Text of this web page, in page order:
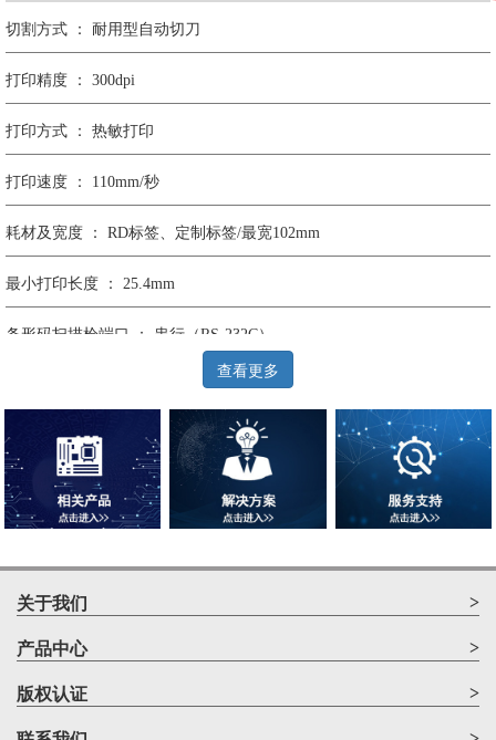
切割方式 ： 耐用型自动切刀
打印精度 ： 300dpi
打印方式 ： 热敏打印
打印速度 ： 110mm/秒
耗材及宽度 ： RD标签、定制标签/最宽102mm
最小打印长度 ： 25.4mm
条形码扫描枪端口 ： 串行（RS-232C）
串行接口 ： 串行（RS-232C）
USB接口 ： USB 2.0
条形码 ： 21种
多份打印 ： 有（1-9999张）
打印行数 ： 根据字体大小
查看更多
关于我们 >
产品中心 >
版权认证 >